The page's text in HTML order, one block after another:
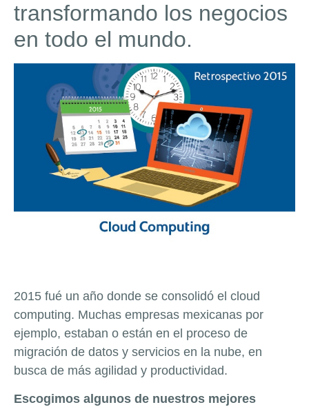
transformando los negocios
en todo el mundo.
2015 fué un año donde se consolidó el cloud
computing. Muchas empresas mexicanas por
ejemplo, estaban o están en el proceso de
migración de datos y servicios en la nube, en
busca de más agilidad y productividad.
Escogimos algunos de nuestros mejores